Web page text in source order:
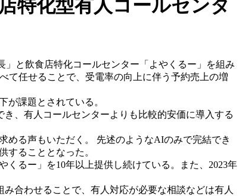
特化型有人コールセンタ
と飲食店特化コールセンター「よやくるー」を組み
て任せることで、受電率の向上に伴う予約売上の増
課題とされている。
、有人コールセンターよりも比較的安価に導入する
る声もいただく。 先述のようなAIのみで完結でき
することとなった。
るー」を10年以上提供し続けている。また、2023年
合わせることで、有人対応が必要な相談などは有人